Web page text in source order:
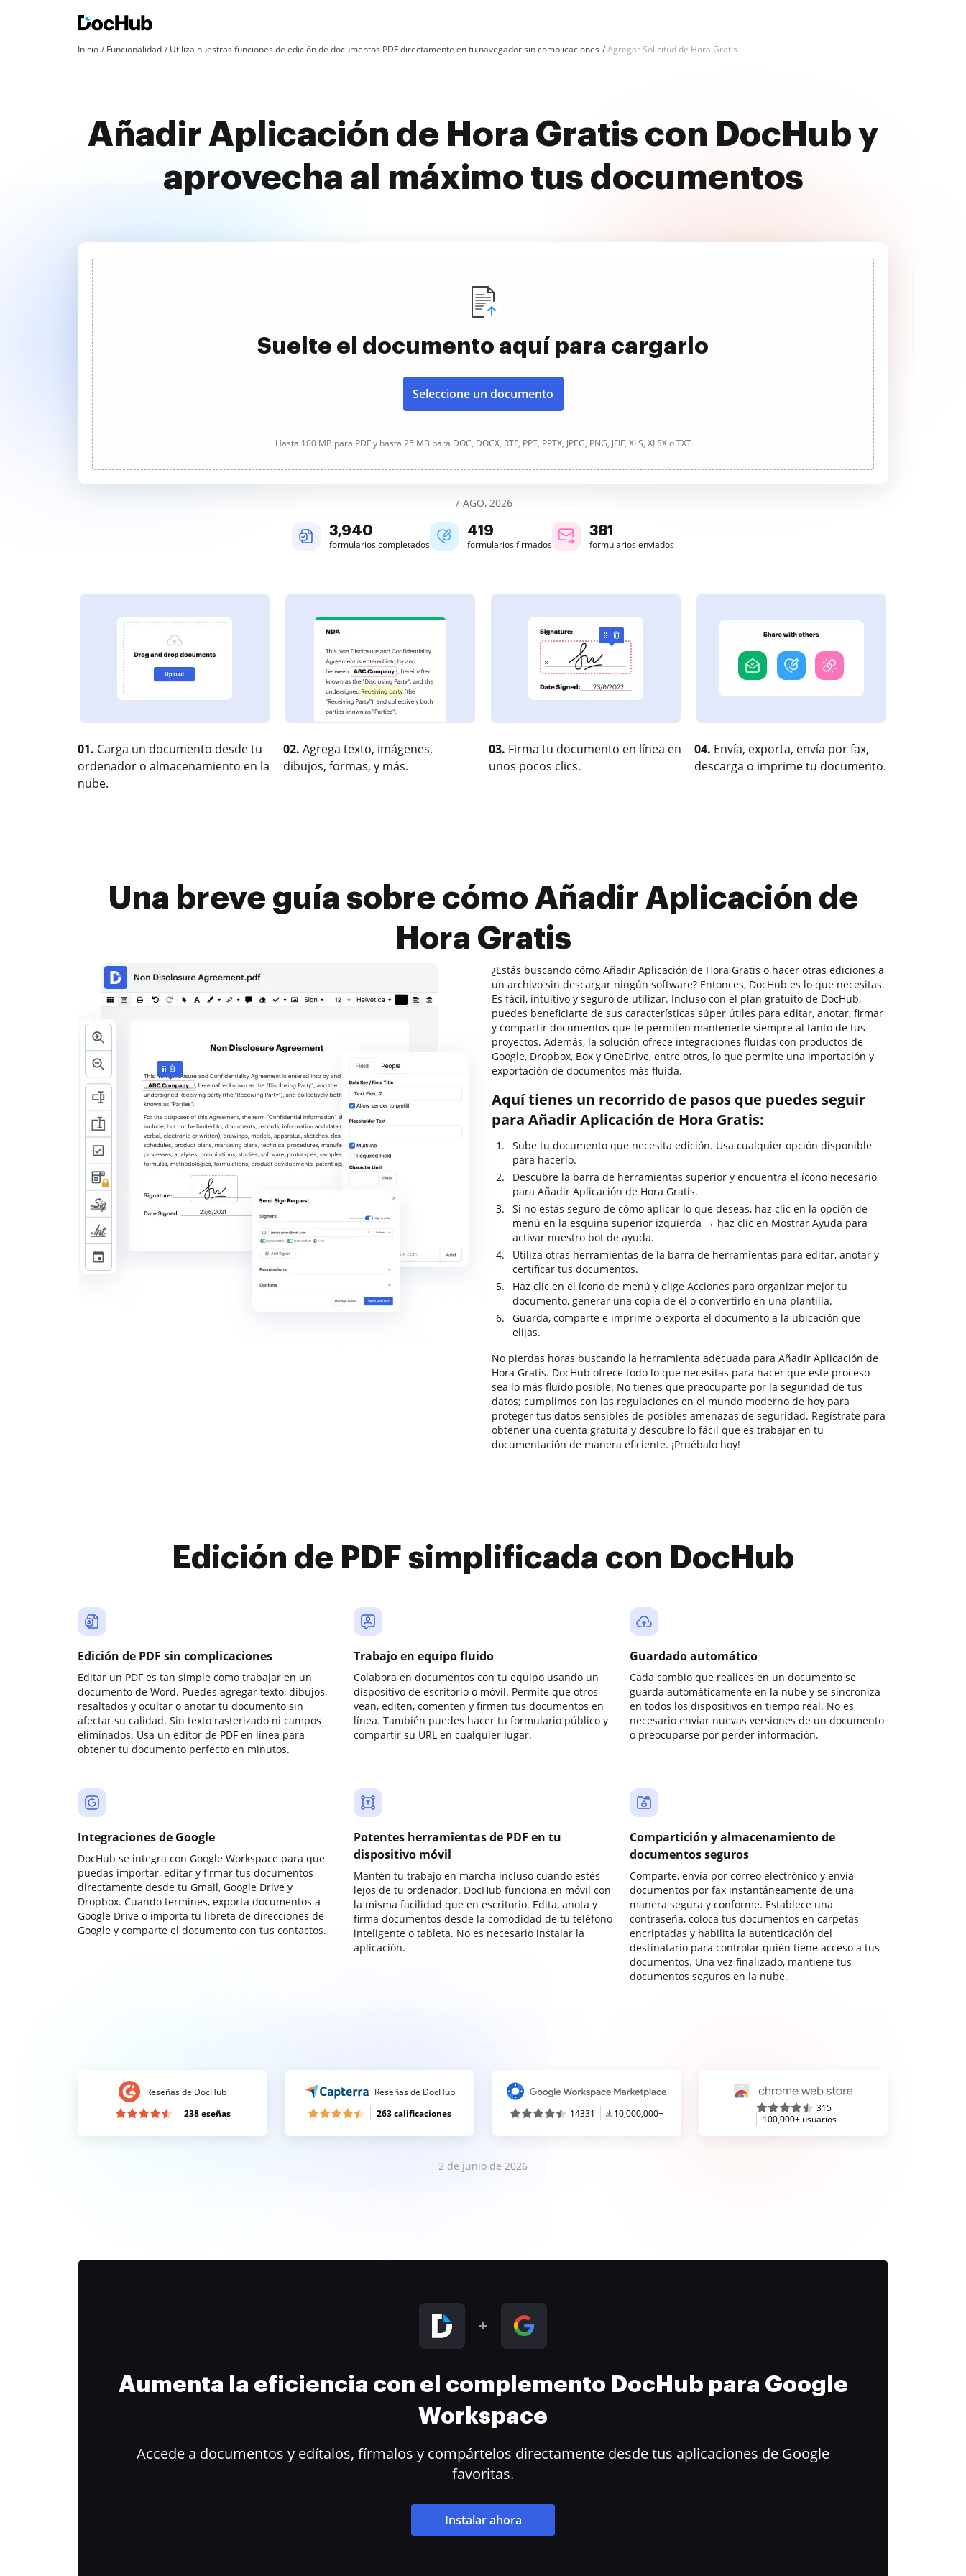
Inicio Funcionalidad Utiliza nuestras funciones de edición de documentos PDF directamente en tu navegador sin complicaciones Agregar Solicitud de Hora Gratis
Añadir Aplicación de Hora Gratis con DocHub y
aprovecha al máximo tus documentos
Suelte el documento aquí para cargarlo
Seleccione un documento
Hasta 100 MB para PDF y hasta 25 MB para DOC, DOCX, RTF, PPT, PPTX, JPEG, PNG, JFIF, XLS, XLSX o TXT
7 AGO, 2026
3,940
formularios completados
419
formularios firmados
381
formularios enviados
01. Carga un documento desde tu
ordenador o almacenamiento en la
nube.
02. Agrega texto, imágenes,
dibujos, formas, y más.
03. Firma tu documento en línea en
unos pocos clics.
04. Envía, exporta, envía por fax,
descarga o imprime tu documento.
Una breve guía sobre cómo Añadir Aplicación de
Hora Gratis
¿Estás buscando cómo Añadir Aplicación de Hora Gratis o hacer otras ediciones a
un archivo sin descargar ningún software? Entonces, DocHub es lo que necesitas.
Es fácil, intuitivo y seguro de utilizar. Incluso con el plan gratuito de DocHub,
puedes beneficiarte de sus características súper útiles para editar, anotar, firmar
y compartir documentos que te permiten mantenerte siempre al tanto de tus
proyectos. Además, la solución ofrece integraciones fluidas con productos de
Google, Dropbox, Box y OneDrive, entre otros, lo que permite una importación y
exportación de documentos más fluida.
Aquí tienes un recorrido de pasos que puedes seguir
para Añadir Aplicación de Hora Gratis:
Sube tu documento que necesita edición. Usa cualquier opción disponible
para hacerlo.
Descubre la barra de herramientas superior y encuentra el ícono necesario
para Añadir Aplicación de Hora Gratis.
Si no estás seguro de cómo aplicar lo que deseas, haz clic en la opción de
menú en la esquina superior izquierda → haz clic en Mostrar Ayuda para
activar nuestro bot de ayuda.
Utiliza otras herramientas de la barra de herramientas para editar, anotar y
certificar tus documentos.
Haz clic en el ícono de menú y elige Acciones para organizar mejor tu
documento, generar una copia de él o convertirlo en una plantilla.
Guarda, comparte e imprime o exporta el documento a la ubicación que
elijas.
No pierdas horas buscando la herramienta adecuada para Añadir Aplicación de
Hora Gratis. DocHub ofrece todo lo que necesitas para hacer que este proceso
sea lo más fluido posible. No tienes que preocuparte por la seguridad de tus
datos; cumplimos con las regulaciones en el mundo moderno de hoy para
proteger tus datos sensibles de posibles amenazas de seguridad. Regístrate para
obtener una cuenta gratuita y descubre lo fácil que es trabajar en tu
documentación de manera eficiente. ¡Pruébalo hoy!
Edición de PDF simplificada con DocHub
Edición de PDF sin complicaciones
Editar un PDF es tan simple como trabajar en un
documento de Word. Puedes agregar texto, dibujos,
resaltados y ocultar o anotar tu documento sin
afectar su calidad. Sin texto rasterizado ni campos
eliminados. Usa un editor de PDF en línea para
obtener tu documento perfecto en minutos.
Trabajo en equipo fluido
Colabora en documentos con tu equipo usando un
dispositivo de escritorio o móvil. Permite que otros
vean, editen, comenten y firmen tus documentos en
línea. También puedes hacer tu formulario público y
compartir su URL en cualquier lugar.
Guardado automático
Cada cambio que realices en un documento se
guarda automáticamente en la nube y se sincroniza
en todos los dispositivos en tiempo real. No es
necesario enviar nuevas versiones de un documento
o preocuparse por perder información.
Integraciones de Google
DocHub se integra con Google Workspace para que
puedas importar, editar y firmar tus documentos
directamente desde tu Gmail, Google Drive y
Dropbox. Cuando termines, exporta documentos a
Google Drive o importa tu libreta de direcciones de
Google y comparte el documento con tus contactos.
Potentes herramientas de PDF en tu
dispositivo móvil
Mantén tu trabajo en marcha incluso cuando estés
lejos de tu ordenador. DocHub funciona en móvil con
la misma facilidad que en escritorio. Edita, anota y
firma documentos desde la comodidad de tu teléfono
inteligente o tableta. No es necesario instalar la
aplicación.
Compartición y almacenamiento de
documentos seguros
Comparte, envía por correo electrónico y envía
documentos por fax instantáneamente de una
manera segura y conforme. Establece una
contraseña, coloca tus documentos en carpetas
encriptadas y habilita la autenticación del
destinatario para controlar quién tiene acceso a tus
documentos. Una vez finalizado, mantiene tus
documentos seguros en la nube.
Reseñas de DocHub
238 eseñas
Reseñas de DocHub
263 calificaciones
14331 10,000,000+
315
100,000+ usuarios
2 de junio de 2026
Aumenta la eficiencia con el complemento DocHub para Google
Workspace
Accede a documentos y edítalos, fírmalos y compártelos directamente desde tus aplicaciones de Google
favoritas.
Instalar ahora